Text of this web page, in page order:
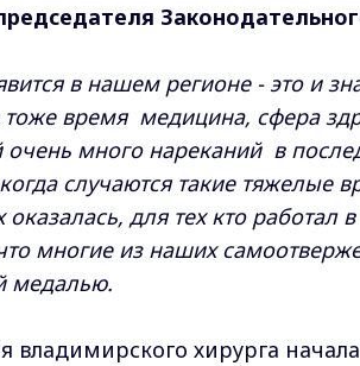
в нашем регионе - это и
тоже время медицина, сфера
много нареканий в
случаются такие тяжелые
для тех кто работал
многие из наших
медалью.
хирурга